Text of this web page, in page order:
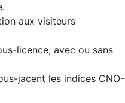
aux visiteurs
licence, avec ou sans
jacent les indices CNO-